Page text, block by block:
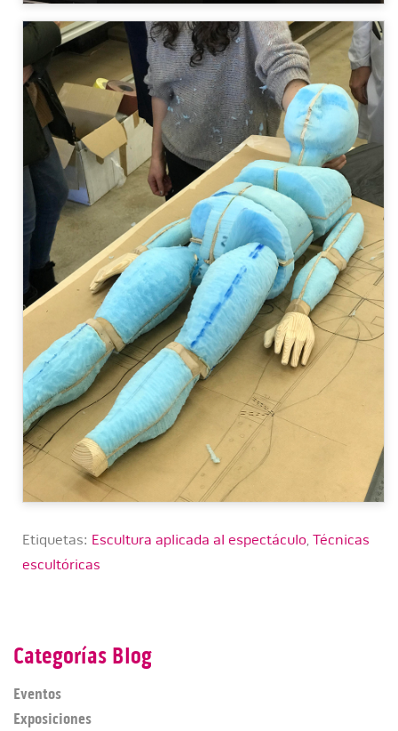
Etiquetas: Escultura aplicada al espectáculo, Técnicas
escultóricas
Categorías Blog
Eventos
Exposiciones